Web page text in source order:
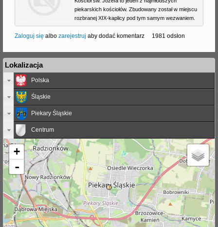
piekarskich kościołów. Zbudowany został w miejscu
rozbranej XIX-kaplicy pod tym samym wezwaniem.
Zaloguj się albo zarejestruj aby dodać komentarz 1981 odsłon
Lokalizacja
Polska
Śląskie
Piekary Śląskie
Centrum
+
-